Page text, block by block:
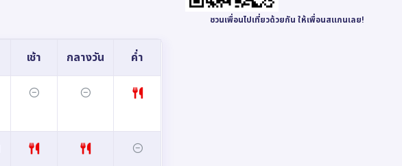
เช้า กลางวัน ค่ำ
ชวนเพื่อนไปเที่ยวด้วยกัน ให้เพื่อนสแกนเลย!